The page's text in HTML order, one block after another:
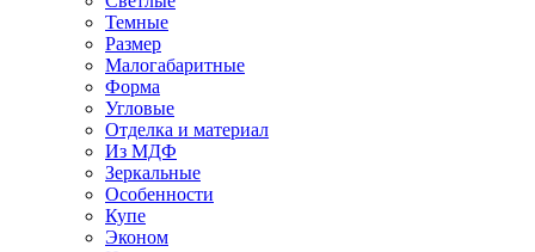
Темные
Размер
Малогабаритные
Форма
Угловые
Отделка и материал
Из МДФ
Зеркальные
Особенности
Купе
Эконом